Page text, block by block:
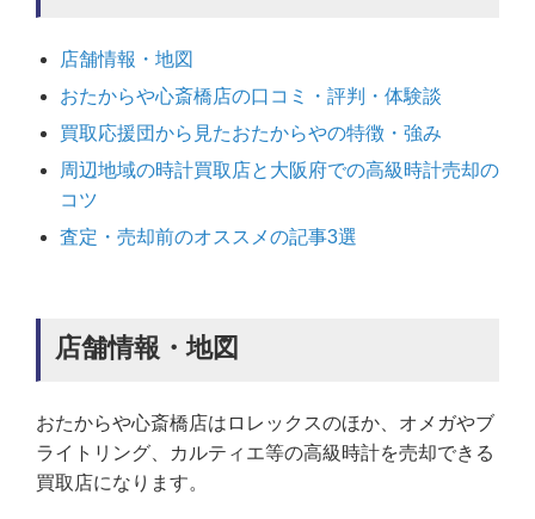
店舗情報・地図
おたからや心斎橋店の口コミ・評判・体験談
買取応援団から見たおたからやの特徴・強み
周辺地域の時計買取店と大阪府での高級時計売却の
コツ
査定・売却前のオススメの記事3選
店舗情報・地図
おたからや心斎橋店はロレックスのほか、オメガやブ
ライトリング、カルティエ等の高級時計を売却できる
買取店になります。